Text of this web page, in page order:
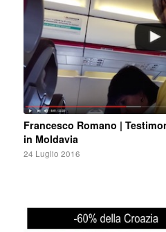
Francesco Romano |
in Moldavia
24 Luglio 2016